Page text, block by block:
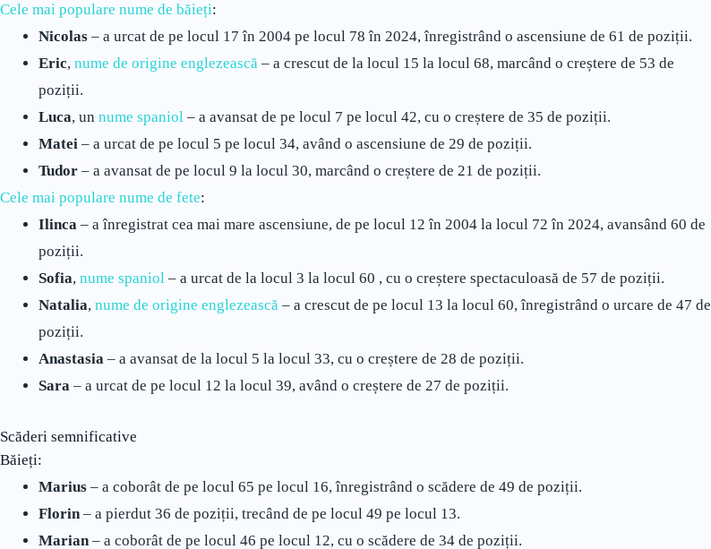
Cele mai populare nume de băieți:
Nicolas– a urcat de pe locul 17 în 2004 pe locul 78 în 2024, înregistrând o ascensiune de 61 de poziții.
Eric, nume de origine englezească– a crescut de la locul 15 la locul 68, marcând o creștere de 53 de
poziții.
Luca, un nume spaniol– a avansat de pe locul 7 pe locul 42, cu o creștere de 35 de poziții.
Matei– a urcat de pe locul 5 pe locul 34, având o ascensiune de 29 de poziții.
Tudor– a avansat de pe locul 9 la locul 30, marcând o creștere de 21 de poziții.
Cele mai populare nume de fete:
Ilinca– a înregistrat cea mai mare ascensiune, de pe locul 12 în 2004 la locul 72 în 2024, avansând 60 de
poziții.
Sofia, nume spaniol– a urcat de la locul 3 la locul 60 , cu o creștere spectaculoasă de 57 de poziții.
Natalia, nume de origine englezească– a crescut de pe locul 13 la locul 60, înregistrând o urcare de 47 de
poziții.
Anastasia– a avansat de la locul 5 la locul 33, cu o creștere de 28 de poziții.
Sara– a urcat de pe locul 12 la locul 39, având o creștere de 27 de poziții.
Scăderi semnificative
Băieți:
Marius– a coborât de pe locul 65 pe locul 16, înregistrând o scădere de 49 de poziții.
Florin– a pierdut 36 de poziții, trecând de pe locul 49 pe locul 13.
Marian– a coborât de pe locul 46 pe locul 12, cu o scădere de 34 de poziții.